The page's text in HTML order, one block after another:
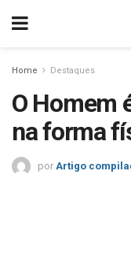
Home Destaques
O Homem
na forma
por Artigo